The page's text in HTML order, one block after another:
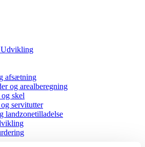
afsætning
og arealberegning
skel
servitutter
landzonetilladelse